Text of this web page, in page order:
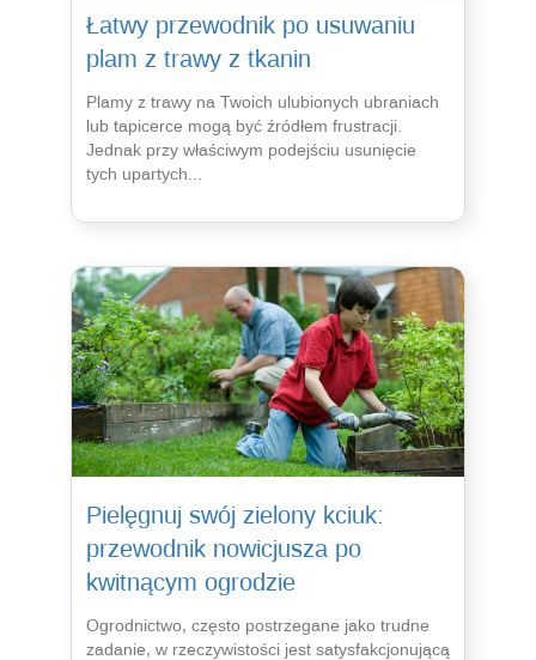
Łatwy przewodnik po usuwaniu
plam z trawy z tkanin
Plamy z trawy na Twoich ulubionych ubraniach
lub tapicerce mogą być źródłem frustracji.
Jednak przy właściwym podejściu usunięcie
tych upartych...
Pielęgnuj swój zielony kciuk:
przewodnik nowicjusza po
kwitnącym ogrodzie
Ogrodnictwo, często postrzegane jako trudne
zadanie, w rzeczywistości jest satysfakcjonującą